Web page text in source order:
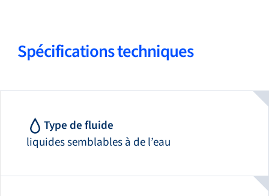
Spécifications techniques
Type de fluide
liquides semblables à de l’eau